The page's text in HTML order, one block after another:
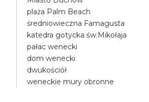
plaża Palm Beach
średniowieczna Famagusta
katedra gotycka św.Mikołaja
pałac wenecki
dom wenecki
dwukościół
weneckie mury obronne